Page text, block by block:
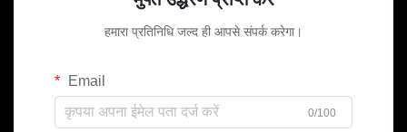
हमारा प्रतिनिधि जल्द ही आपसे संपर्क करेगा।
Email
0/100